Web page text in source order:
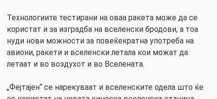
Технологиите тестирани на оваа ракета може да се
користат и за изградба на вселенски бродови, а тоа
нуди нови можности за повеќекратна употреба на
авиони, ракети и вселенски летала кои можат да
летаат и во воздухот и во Вселената.
„Фејтајен“ се нарекуваат и вселенските одела што ќе